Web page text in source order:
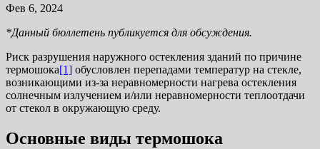
Фев 6, 2024
*Данный бюллетень публикуется для обсуждения.
Риск разрушения наружного остекления зданий по причине
термошока[1] обусловлен перепадами температур на стекле,
возникающими из-за неравномерности нагрева остекления
солнечным излучением и/или неравномерности теплоотдачи
от стекол в окружающую среду.
Основные виды термошока